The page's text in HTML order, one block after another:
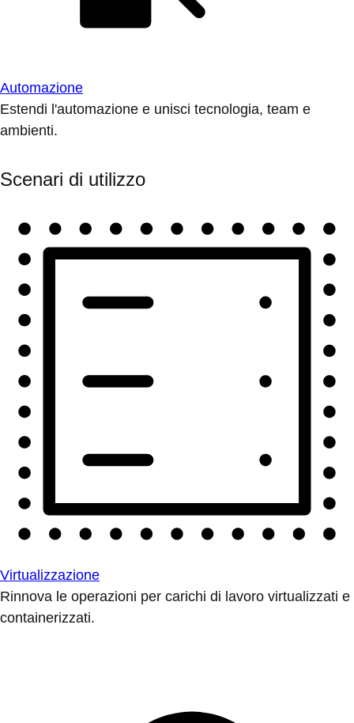
Automazione
Estendi l'automazione e unisci tecnologia, team e
ambienti.
Scenari di utilizzo
Virtualizzazione
Rinnova le operazioni per carichi di lavoro virtualizzati e
containerizzati.